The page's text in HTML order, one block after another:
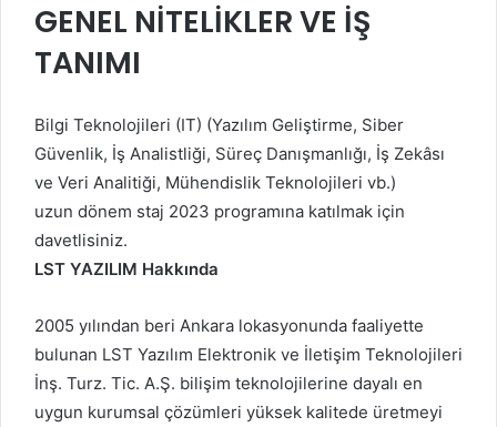
GENEL NİTELİKLER VE İŞ
TANIMI
Bilgi Teknolojileri (IT) (Yazılım Geliştirme, Siber
Güvenlik, İş Analistliği, Süreç Danışmanlığı, İş Zekâsı
ve Veri Analitiği, Mühendislik Teknolojileri vb.)
uzun dönem staj 2023 programına katılmak için
davetlisiniz.
LST YAZILIM Hakkında
2005 yılından beri Ankara lokasyonunda faaliyette
bulunan LST Yazılım Elektronik ve İletişim Teknolojileri
İnş. Turz. Tic. A.Ş. bilişim teknolojilerine dayalı en
uygun kurumsal çözümleri yüksek kalitede üretmeyi